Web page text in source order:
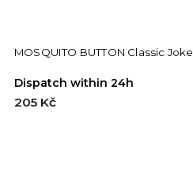
MOSQUITO BUTTON Classic Joke
Dispatch within 24h
205 Kč